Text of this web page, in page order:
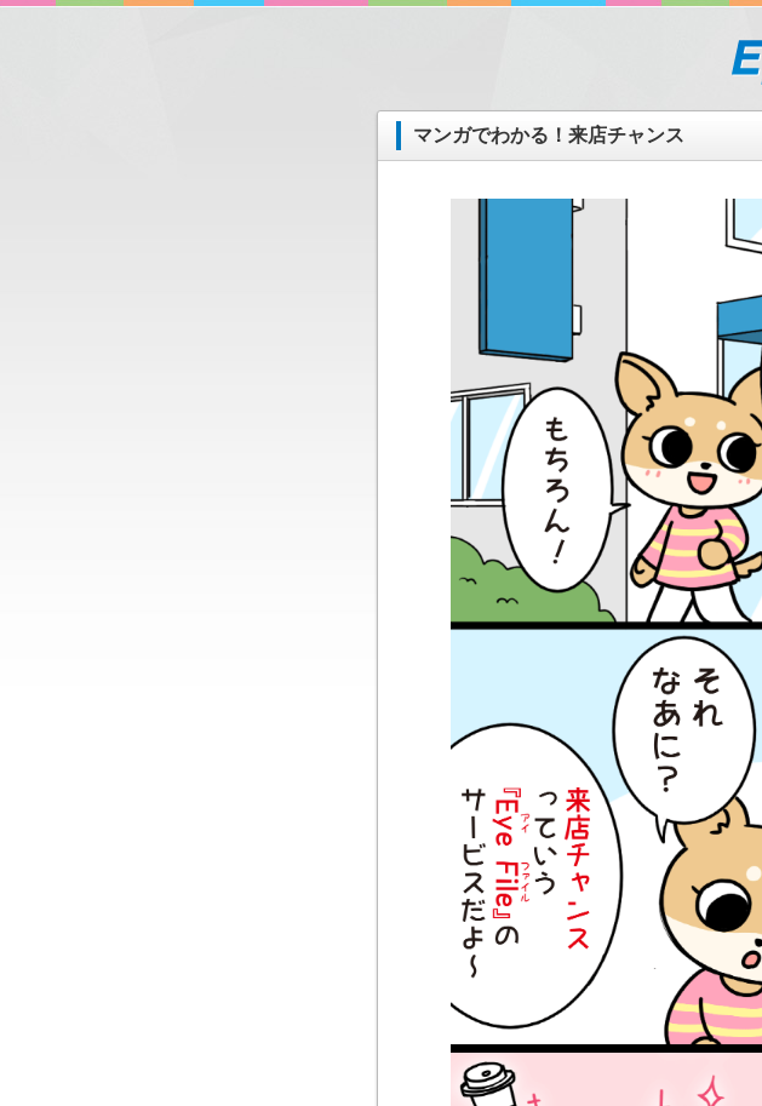
マンガでわかる！来店チャンス